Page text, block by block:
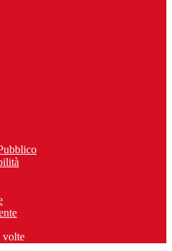
volte